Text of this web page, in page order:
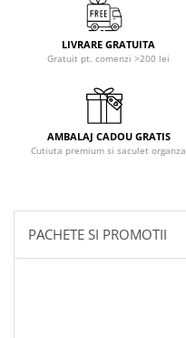
LIVRARE GRATUITA
Gratuit pt. comenzi >200 lei
AMBALAJ CADOU GRATIS
Cutiuta premium si saculet organza
PACHETE SI PROMOTII